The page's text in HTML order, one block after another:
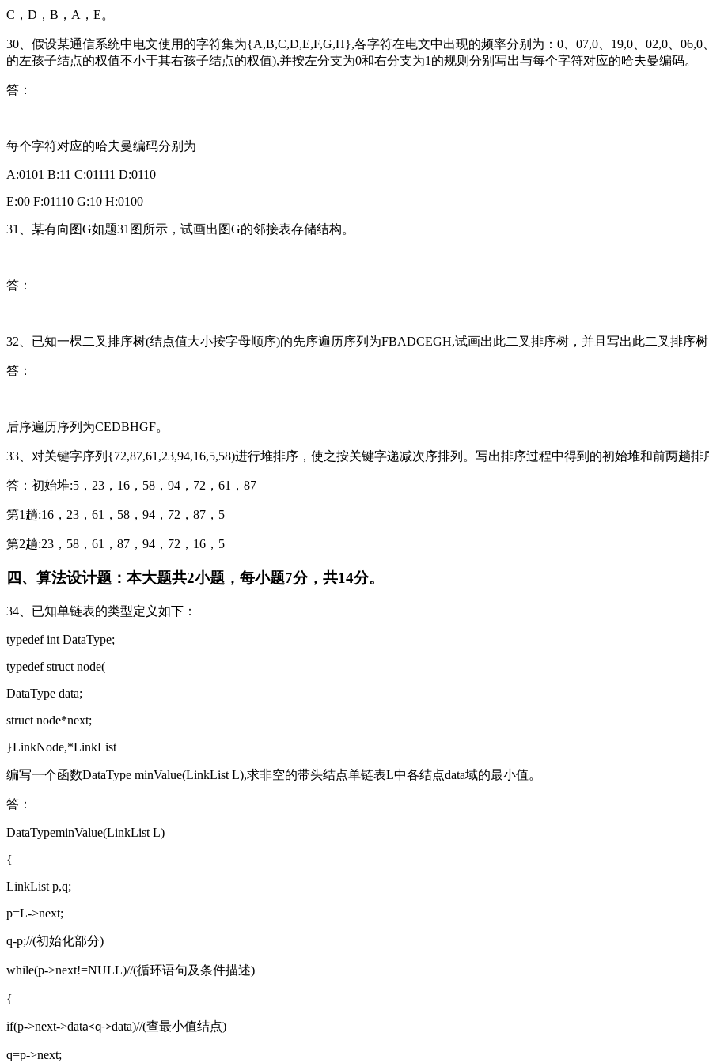
C，D，B，A，E。
30、假设某通信系统中电文使用的字符集为{A,B,C,D,E,F,G,H},各字符在电文中出现的频率分别为：0、07,0、19,0、02,0、
的左孩子结点的权值不小于其右孩子结点的权值),并按左分支为0和右分支为1的规则分别写出与每个字符对应的哈夫曼编码。
答：
每个字符对应的哈夫曼编码分别为
A:0101 B:11 C:01111 D:0110
E:00 F:01110 G:10 H:0100
31、某有向图G如题31图所示，试画出图G的邻接表存储结构。
答：
32、已知一棵二叉排序树(结点值大小按字母顺序)的先序遍历序列为FBADCEGH,试画出此二叉排序树，并且写出此二叉排序树
答：
后序遍历序列为CEDBHGF。
33、对关键字序列{72,87,61,23,94,16,5,58)进行堆排序，使之按关键字递减次序排列。写出排序过程中得到的初始堆和前两趟排
答：初始堆:5，23，16，58，94，72，61，87
第1趟:16，23，61，58，94，72，87，5
第2趟:23，58，61，87，94，72，16，5
四、算法设计题：本大题共2小题，每小题7分，共14分。
34、已知单链表的类型定义如下：
typedef int DataType;
typedef struct node(
DataType data;
struct node*next;
}LinkNode,*LinkList
编写一个函数DataType minValue(LinkList L),求非空的带头结点单链表L中各结点data域的最小值。
答：
DataTypeminValue(LinkList L)
{
LinkList p,q;
p=L->next;
q-p;//(初始化部分)
while(p->next!=NULL)//(循环语句及条件描述)
{
if(p->next->data<q->data)//(查最小值结点)
q=p->next;